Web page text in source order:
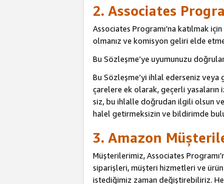
2. Associates
Associates Programı’na katılmak
olmanız ve komisyon geliri elde
Bu Sözleşme’ye uyumunuzu
Bu Sözleşme’yi ihlal ederseniz
çarelere ek olarak, geçerli yasaların
siz, bu ihlalle doğrudan ilgili olsun
halel getirmeksizin ve bildirimde
3. Amazon
Müşterilerimiz, Associates
siparişleri, müşteri hizmetleri ve
istediğimiz zaman değiştirebiliriz.